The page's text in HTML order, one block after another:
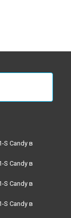
S Candy в
S Candy в
S Candy в
S Candy в